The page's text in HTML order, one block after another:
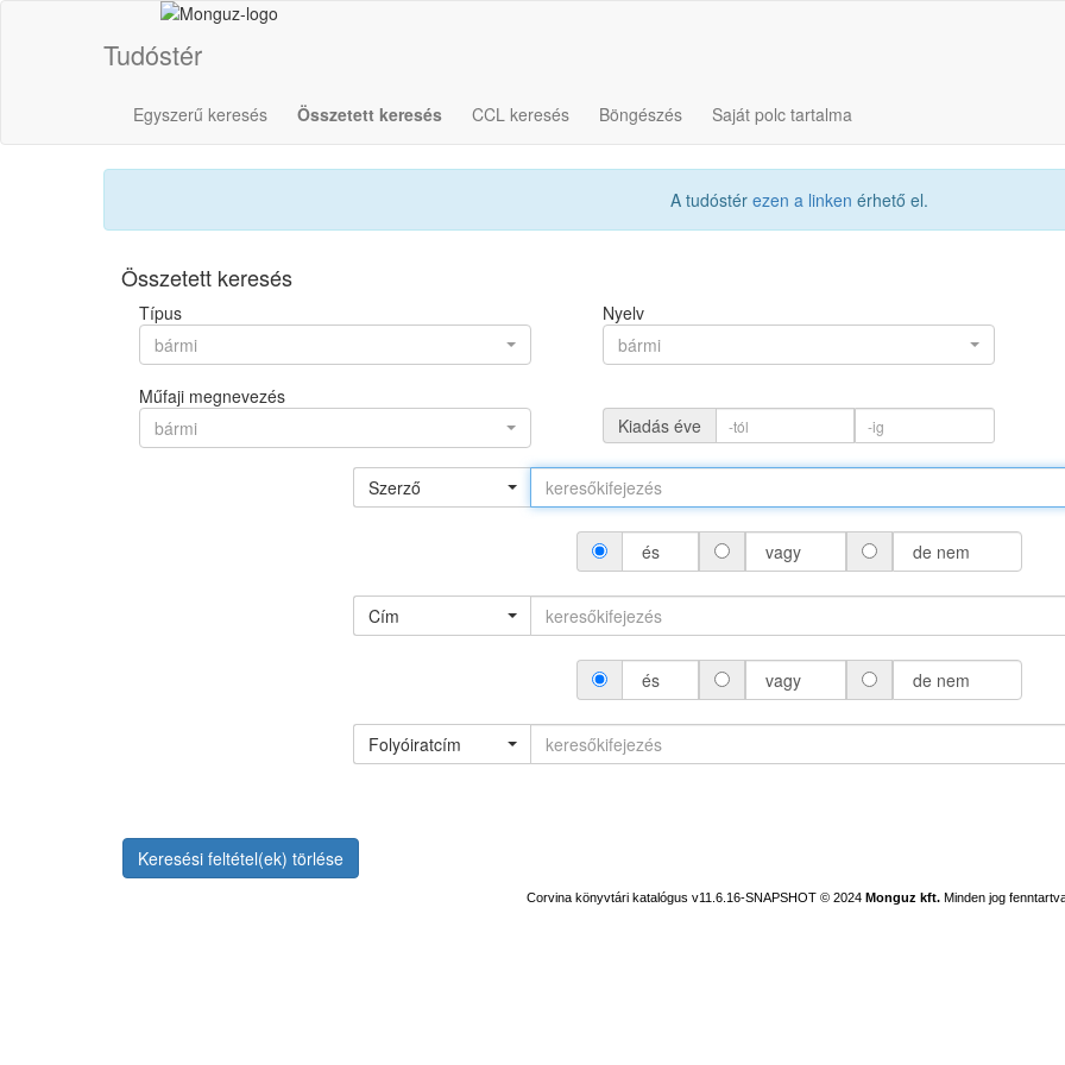
Tudóstér
Egyszerű keresés Összetett keresés CCL keresés Böngészés Saját polc tartalma
A tudóstér ezen a linken érhető el.
Összetett keresés
Típus
bármi
Nyelv
bármi
Műfaji megnevezés
bármi
Kiadás éve
Szerző
és vagy de nem
Cím
és vagy de nem
Folyóiratcím
Keresési feltétel(ek) törlése
Corvina könyvtári katalógus v11.6.16-SNAPSHOT © 2024 Monguz kft. Minden jog